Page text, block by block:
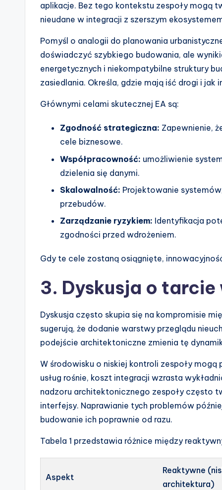
aplikacje. Bez tego kontekstu zespoły mogą
nieudane w integracji z szerszym
Pomyśl o analogii do planowania
doświadczyć szybkiego budowania, ale
energetycznych i niekompatybilne struktury
zasiedlania. Określa, gdzie mają iść drogi i jak
Głównymi celami skutecznej EA są:
Zgodność strategiczna: Zapewnienie,
cele biznesowe.
Współpracowność: umożliwienie
dzielenia się danymi.
Skalowalność: Projektowanie
przebudów.
Zarządzanie ryzykiem: Identyfikacja
zgodności przed wdrożeniem.
Gdy te cele zostaną osiągnięte,
3. Dyskusja o
Dyskusja często skupia się na kompromisie
sugerują, że dodanie warstwy przeglądu
podejście architektoniczne zmienia tę
W środowisku o niskiej kontroli zespoły
usług rośnie, koszt integracji wzrasta
nadzoru architektonicznego zespoły często
interfejsy. Naprawianie tych problemów
budowanie ich poprawnie od razu.
Tabela 1 przedstawia różnice między
Aspekt
Reaktywne
architektura)